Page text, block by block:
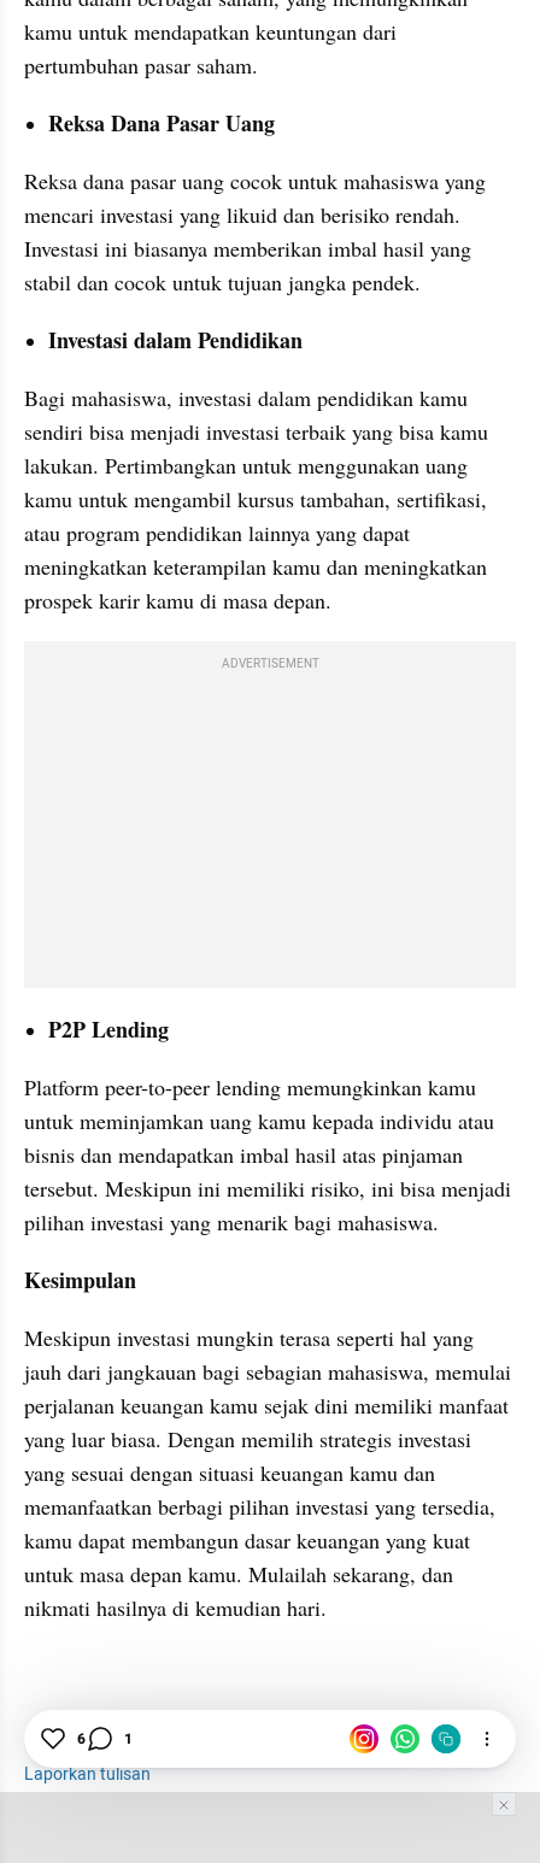
kamu untuk mendapatkan keuntungan dari
pertumbuhan pasar saham.
Reksa Dana Pasar Uang
Reksa dana pasar uang cocok untuk mahasiswa yang
mencari investasi yang likuid dan berisiko rendah.
Investasi ini biasanya memberikan imbal hasil yang
stabil dan cocok untuk tujuan jangka pendek.
Investasi dalam Pendidikan
Bagi mahasiswa, investasi dalam pendidikan kamu
sendiri bisa menjadi investasi terbaik yang bisa kamu
lakukan. Pertimbangkan untuk menggunakan uang
kamu untuk mengambil kursus tambahan, sertifikasi,
atau program pendidikan lainnya yang dapat
meningkatkan keterampilan kamu dan meningkatkan
prospek karir kamu di masa depan.
ADVERTISEMENT
P2P Lending
Platform peer-to-peer lending memungkinkan kamu
untuk meminjamkan uang kamu kepada individu atau
bisnis dan mendapatkan imbal hasil atas pinjaman
tersebut. Meskipun ini memiliki risiko, ini bisa menjadi
pilihan investasi yang menarik bagi mahasiswa.
Kesimpulan
Meskipun investasi mungkin terasa seperti hal yang
jauh dari jangkauan bagi sebagian mahasiswa, memulai
perjalanan keuangan kamu sejak dini memiliki manfaat
yang luar biasa. Dengan memilih strategis investasi
yang sesuai dengan situasi keuangan kamu dan
memanfaatkan berbagi pilihan investasi yang tersedia,
kamu dapat membangun dasar keuangan yang kuat
untuk masa depan kamu. Mulailah sekarang, dan
nikmati hasilnya di kemudian hari.
Investasi
Reksa Dana
Laporkan tulisan
6 1